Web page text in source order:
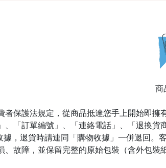
商
者保護法規定，從商品抵達您手上開始即
、「訂單編號」、「連絡電話」、「退換
，退貨時請連同「購物收據」一併退回
、故障，並保留完整的原始包裝（含外包裝